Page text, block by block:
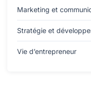
Marketing et
Stratégie et
Vie d’entrepreneur